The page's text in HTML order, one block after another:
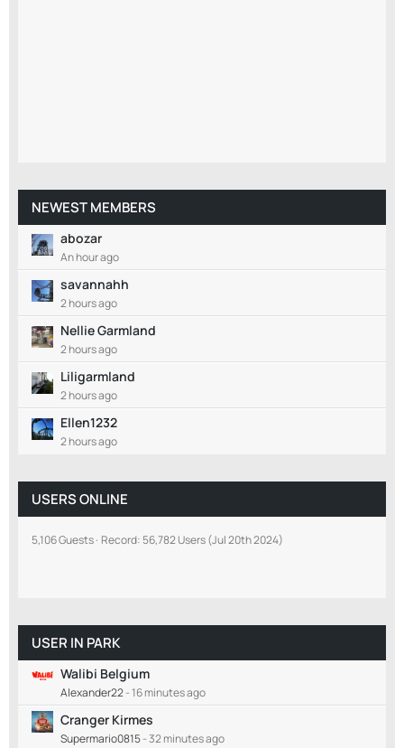
NEWEST MEMBERS
abozar
An hour ago
savannahh
2 hours ago
Nellie Garmland
2 hours ago
Liligarmland
2 hours ago
Ellen1232
2 hours ago
USERS ONLINE
5,106 Guests Record: 56,782 Users (Jul 20th 2024)
USER IN PARK
Walibi Belgium
Alexander22-16 minutes ago
Cranger Kirmes
Supermario0815-32 minutes ago